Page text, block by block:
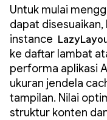
Untuk mulai
dapat disesuaikan,
instance
ke daftar lambat
performa aplikasi
ukuran jendela
tampilan. Nilai
struktur konten